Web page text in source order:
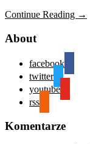
Continue Reading →
About
facebook
twitter
youtube
rss
Komentarze